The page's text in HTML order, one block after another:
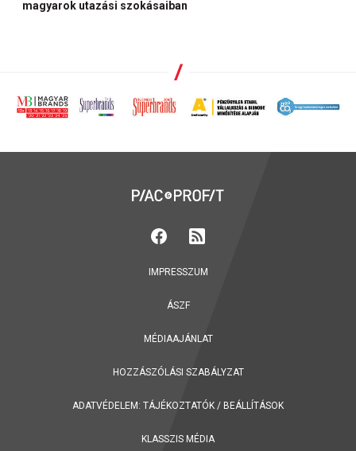
magyarok utazási szokásaiban
IMPRESSZUM
ÁSZF
MÉDIAAJÁNLAT
HOZZÁSZÓLÁSI SZABÁLYZAT
ADATVÉDELEM: TÁJÉKOZTATÓK / BEÁLLÍTÁSOK
KLASSZIS MÉDIA